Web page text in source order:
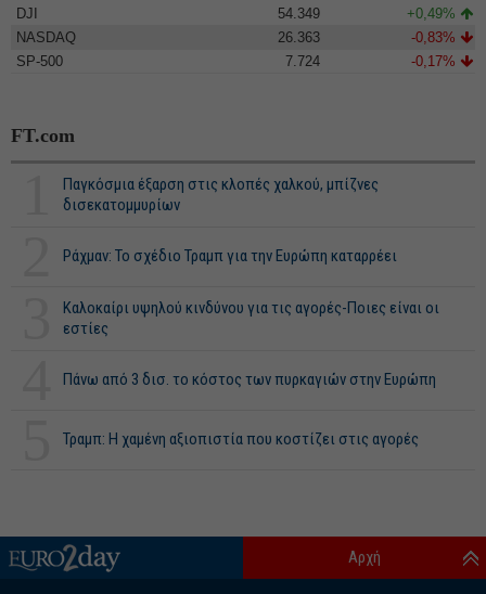
DJI 54.349
+0,49%
NASDAQ
26.363
-0,83%
SP-500
7.724 -0,17%
FT.com
Παγκόσμια έξαρση στις κλοπές χαλκού, μπίζνες
δισεκατομμυρίων
Ράχμαν: Το σχέδιο Τραμπ για την Ευρώπη καταρρέει
Καλοκαίρι υψηλού κινδύνου για τις αγορές-Ποιες είναι οι
εστίες
Πάνω από 3 δισ. το κόστος των πυρκαγιών στην Ευρώπη
Τραμπ: Η χαμένη αξιοπιστία που κοστίζει στις αγορές
Αρχή